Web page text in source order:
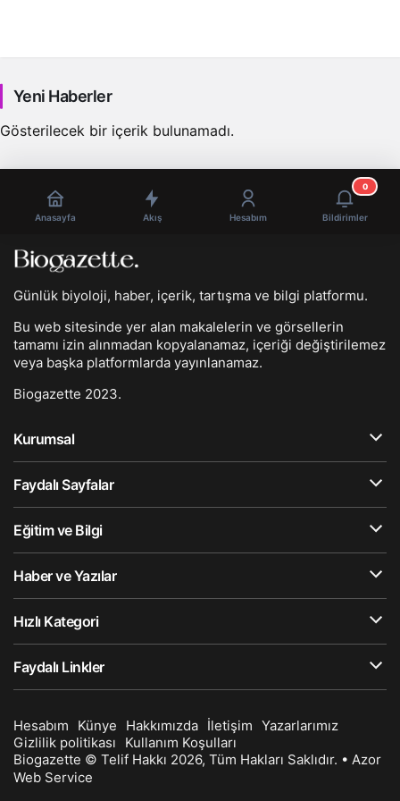
Yeni Haberler
Gösterilecek bir içerik bulunamadı.
Anasayfa Akış Hesabım Bildirimler
0
Günlük biyoloji, haber, içerik, tartışma ve bilgi platformu.
Bu web sitesinde yer alan makalelerin ve görsellerin
tamamı izin alınmadan kopyalanamaz, içeriği değiştirilemez
veya başka platformlarda yayınlanamaz.
Biogazette 2023.
Kurumsal
Faydalı Sayfalar
Eğitim ve Bilgi
Haber ve Yazılar
Hızlı Kategori
Faydalı Linkler
Hesabım Künye Hakkımızda İletişim Yazarlarımız
Gizlilik politikası
Kullanım Koşulları
Biogazette © Telif Hakkı 2026, Tüm Hakları Saklıdır. • Azor
Web Service